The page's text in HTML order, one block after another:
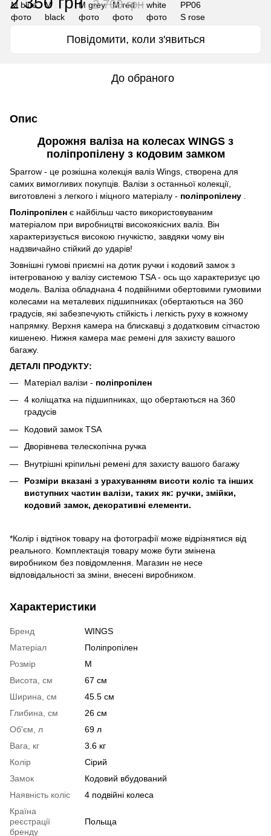
2 700 грн
Повідомити, коли з'явиться
До обраного
Опис
Дорожня валіза на колесах WINGS з
поліпропілену з кодовим замком
Sparrow - це розкішна колекція валіз Wings, створена для
самих вимогливих покупців. Валізи з останньої колекції,
виготовлені з легкого і міцного матеріалу - поліпропілену
Поліпропілен є найбільш часто використовуваним
матеріалом при виробництві високоякісних валіз. Він
характеризується високою гнучкістю, завдяки чому він
надзвичайно стійкий до ударів!
Зовнішні гумові приємні на дотик ручки і кодовий замок з
інтегрованою у валізу системою TSA - ось що характеризує цю
модель. Валіза обладнана 4 подвійними обертовими гумовими
колесами на металевих підшипниках (обертаються на 360
градусів, які забезпечують стійкість і легкість руху в кожному
напрямку. Верхня камера на блискавці з додатковим сітчастою
кишенею. Нижня камера має ремені для захисту вашого
багажу.
ДЕТАЛІ ПРОДУКТУ:
Матеріал валізи - поліпропілен
4 коліщатка на підшипниках, що обертаються на 360
градусів
Кодовий замок TSA
Дворівнева телескопічна ручка
Внутрішні кріпильні ремені для захисту вашого багажу
Розміри вказані з урахуванням висоти коліс та інших
виступних частин валізи, таких як: ручки, змійки,
кодовий замок, декоративні елементи.
*Колір і відтінок товару на фотографії може відрізнятися від
реального. Комплектація товару може бути змінена
виробником без повідомлення. Магазин не несе
відповідальності за зміни, внесені виробником.
Характеристики
Бренд
WINGS
Матеріал
Поліпропілен
Розмір
M
Висота, см
67 см
Ширина, см
45.5 см
Глибина, см
26 см
Об'єм, л
69 л
Вага, кг
3.6 кг
Колір
Сірий
Замок
Кодовий вбудований
Наявність коліс
4 подвійні колеса
Країна
реєстрації
бренду
Польща